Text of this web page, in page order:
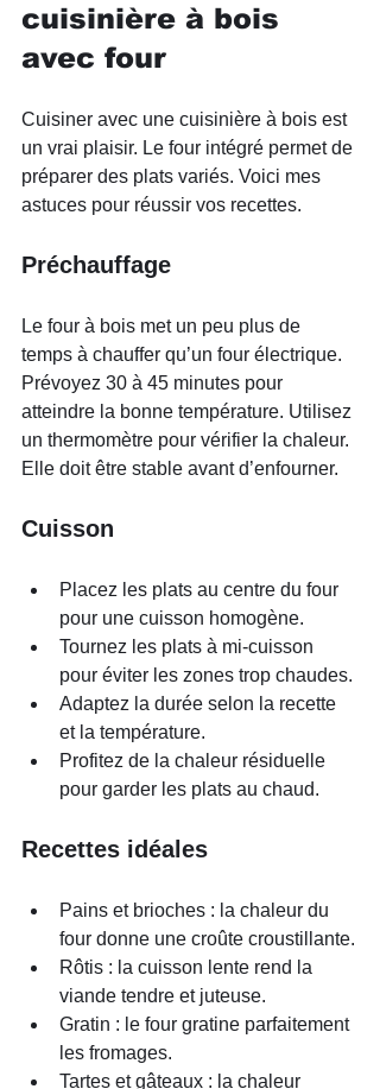
cuisinière à bois
avec four
Cuisiner avec une cuisinière à bois est
un vrai plaisir. Le four intégré permet de
préparer des plats variés. Voici mes
astuces pour réussir vos recettes.
Préchauffage
Le four à bois met un peu plus de
temps à chauffer qu’un four électrique.
Prévoyez 30 à 45 minutes pour
atteindre la bonne température. Utilisez
un thermomètre pour vérifier la chaleur.
Elle doit être stable avant d’enfourner.
Cuisson
Placez les plats au centre du four
pour une cuisson homogène.
Tournez les plats à mi-cuisson
pour éviter les zones trop chaudes.
Adaptez la durée selon la recette
et la température.
Profitez de la chaleur résiduelle
pour garder les plats au chaud.
Recettes idéales
Pains et brioches : la chaleur du
four donne une croûte croustillante.
Rôtis : la cuisson lente rend la
viande tendre et juteuse.
Gratin : le four gratine parfaitement
les fromages.
Tartes et gâteaux : la chaleur